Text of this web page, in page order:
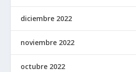
diciembre 2022
noviembre 2022
octubre 2022